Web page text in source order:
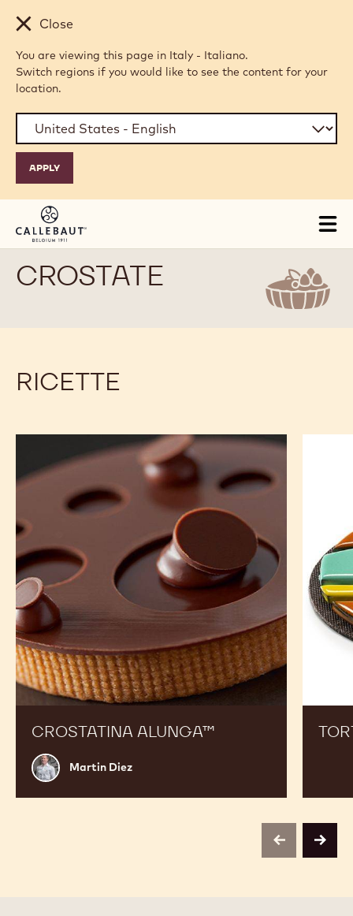
Skip to main content
Close
You are viewing this page in Italy - Italiano.
Switch regions if you would like to see the content for your
location.
CROSTATE
RICETTE
CROSTATINA ALUNGA™
Martin
Diez
Martin Diez
Alunga™
previousnext